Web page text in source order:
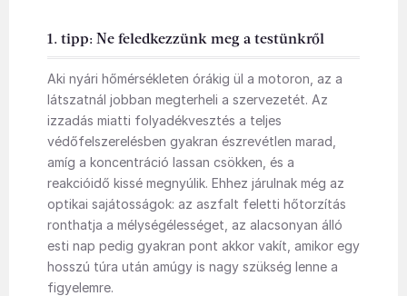
1. tipp: Ne feledkezzünk meg a testünkről
Aki nyári hőmérsékleten órákig ül a motoron, az a
látszatnál jobban megterheli a szervezetét. Az
izzadás miatti folyadékvesztés a teljes
védőfelszerelésben gyakran észrevétlen marad,
amíg a koncentráció lassan csökken, és a
reakcióidő kissé megnyúlik. Ehhez járulnak még az
optikai sajátosságok: az aszfalt feletti hőtorzítás
ronthatja a mélységélességet, az alacsonyan álló
esti nap pedig gyakran pont akkor vakít, amikor egy
hosszú túra után amúgy is nagy szükség lenne a
figyelemre.